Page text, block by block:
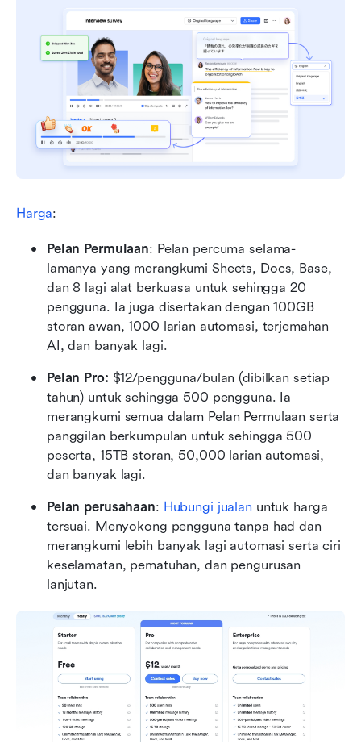
Harga:
Pelan Permulaan: Pelan percuma selama-
lamanya yang merangkumi Sheets, Docs, Base,
dan 8 lagi alat berkuasa untuk sehingga 20
pengguna. Ia juga disertakan dengan 100GB
storan awan, 1000 larian automasi, terjemahan
AI, dan banyak lagi.
Pelan Pro: $12/pengguna/bulan (dibilkan setiap
tahun) untuk sehingga 500 pengguna. Ia
merangkumi semua dalam Pelan Permulaan serta
panggilan berkumpulan untuk sehingga 500
peserta, 15TB storan, 50,000 larian automasi,
dan banyak lagi.
Pelan perusahaan: Hubungi jualan untuk harga
tersuai. Menyokong pengguna tanpa had dan
merangkumi lebih banyak lagi automasi serta ciri
keselamatan, pematuhan, dan pengurusan
lanjutan.